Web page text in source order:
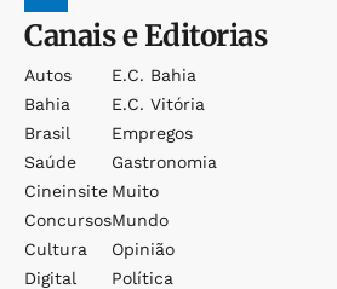
Canais e Editorias
Autos
Bahia
Brasil
Saúde
Cineinsite
Concursos
Cultura
Digital
E.c. Bahia
E.c. Vitória
Empregos
Gastronomia
Muito
Mundo
Opinião
Política